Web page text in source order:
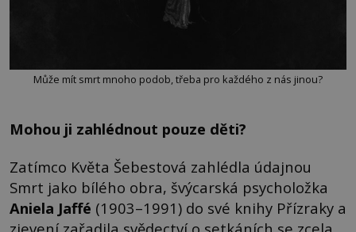
Může mít smrt mnoho podob, třeba pro každého z nás jinou?
Mohou ji zahlédnout pouze děti?
Zatímco Květa Šebestová zahlédla údajnou
Smrt jako bílého obra, švýcarská psycholožka
Aniela Jaffé (1903–1991) do své knihy Přízraky a